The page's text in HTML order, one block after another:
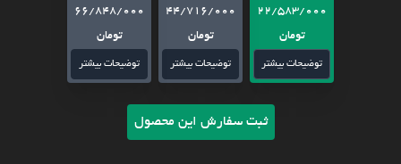
22/583/000
تومان
توضیحات بیشتر
44/716/000
تومان
توضیحات بیشتر
66/848/000
تومان
توضیحات بیشتر
ثبت سفارش این محصول